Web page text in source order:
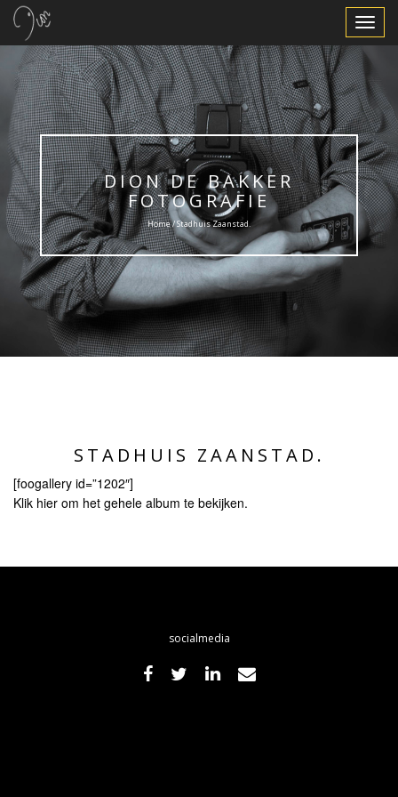
Toggle
DION DE BAKKER
FOTOGRAFIE
Home / Stadhuis Zaanstad.
STADHUIS ZAANSTAD.
[foogallery id=”1202″]
Klik hier om het gehele album te bekijken.
socialmedia